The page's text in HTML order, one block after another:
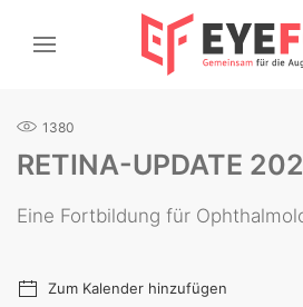
1380
RETINA-UPDATE
Eine Fortbildung für
Zum Kalender hinzufügen